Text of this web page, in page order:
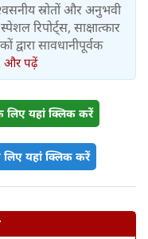
स्रोतों और अनुभवी
रिपोर्ट्स, साक्षात्कार
सावधानीपूर्वक
और पढ़ें
लिए यहां क्लिक करें
यहां क्लिक करें